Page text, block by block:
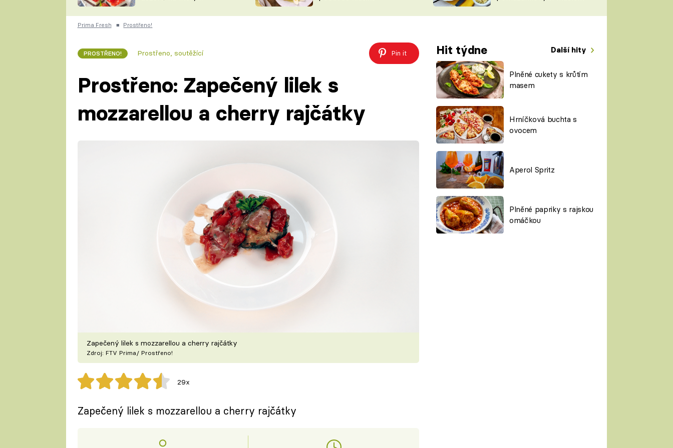
ČESKO NA TALÍŘI
KUCHAŘKA
VYCHYTÁVKY
ŠÉFREDAKTORKY
ČASOPIS
Prima Fresh ■ Prostřeno!
PROSTŘENO! Prostřeno, soutěžící Pin it Hit týdne Další hity
Plněné cukety s krůtím
masem
Hrníčková buchta s
ovocem
Aperol Spritz
Plněné papriky s rajskou
omáčkou
Prostřeno: Zapečený lilek s
mozzarellou a cherry rajčátky
Zapečený lilek s mozzarellou a cherry rajčátky
Zdroj: FTV Prima/ Prostřeno!
29x
Zapečený lilek s mozzarellou a cherry rajčátky